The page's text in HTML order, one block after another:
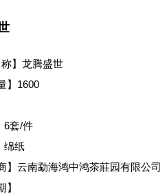
称】龙腾盛世
】1600
6套/件
绵纸
】云南勐海鸿中鸿茶莊园有限公司
】